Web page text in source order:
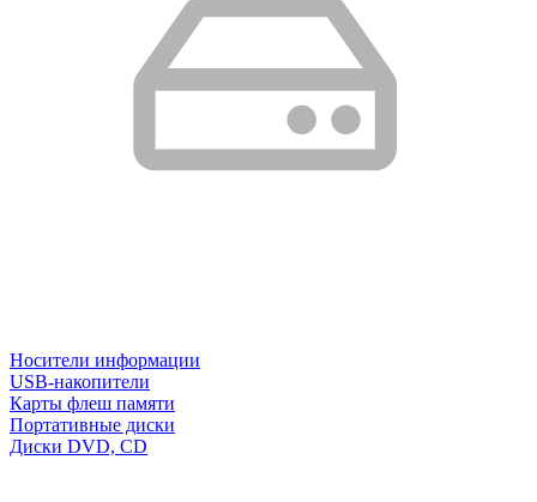
Носители информации
USB-накопители
Карты флеш памяти
Портативные диски
Диски DVD, CD